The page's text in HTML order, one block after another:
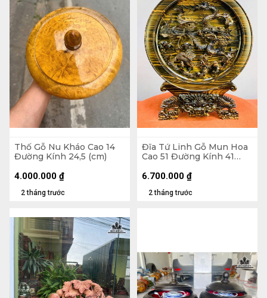
Thố Gỗ Nu Kháo Cao 14
Đường Kính 24,5 (cm)
2 tháng trước
4.000.000 ₫
Đĩa Tứ Linh Gỗ Mun Hoa
Cao 51 Đường Kính 41
2 tháng trước
6.700.000 ₫